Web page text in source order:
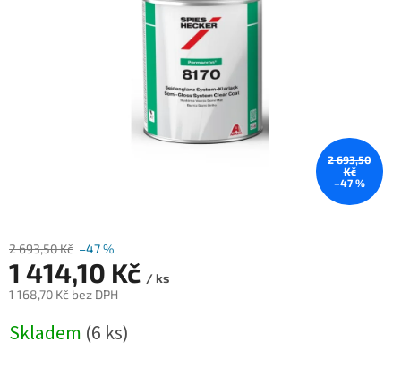
2 693,50
Kč
–47 %
2 693,50 Kč –47 %
1 414,10 Kč / ks
1 168,70 Kč bez DPH
cena:
Skladem (6 ks)